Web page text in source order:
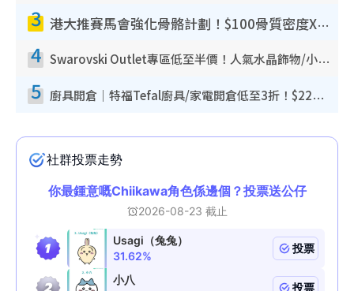
3 港大推賽馬會強化骨骼計劃！$100骨質密度X光檢查 完成免費運動訓練送超市禮券！附參加資格
4 Swarovski Outlet專區低至半價！人氣水晶飾物/小擺設$138起！迪士尼款/水晶高跟鞋都有平
5 廚具開倉｜特福Tefal廚具/家電開倉低至3折！$220起買平底鍋/炒鑊/湯煲！電飯煲/吸塵機/燙斗$418起